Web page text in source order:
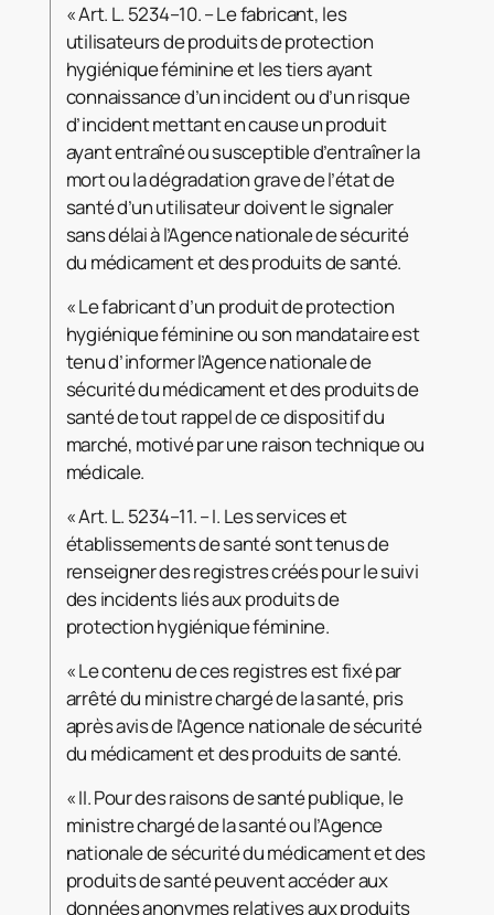
« Art. L. 5234–10. – Le fabricant, les
utilisateurs de produits de protection
hygiénique féminine et les tiers ayant
connaissance d’un incident ou d’un risque
d’incident mettant en cause un produit
ayant entraîné ou susceptible d’entraîner la
mort ou la dégradation grave de l’état de
santé d’un utilisateur doivent le signaler
sans délai à l’Agence nationale de sécurité
du médicament et des produits de santé.
« Le fabricant d’un produit de protection
hygiénique féminine ou son mandataire est
tenu d’informer l’Agence nationale de
sécurité du médicament et des produits de
santé de tout rappel de ce dispositif du
marché, motivé par une raison technique ou
médicale.
« Art. L. 5234–11. – I. Les services et
établissements de santé sont tenus de
renseigner des registres créés pour le suivi
des incidents liés aux produits de
protection hygiénique féminine.
« Le contenu de ces registres est fixé par
arrêté du ministre chargé de la santé, pris
après avis de l’Agence nationale de sécurité
du médicament et des produits de santé.
« II. Pour des raisons de santé publique, le
ministre chargé de la santé ou l’Agence
nationale de sécurité du médicament et des
produits de santé peuvent accéder aux
données anonymes relatives aux produits